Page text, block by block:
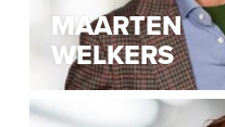
MAARTEN
WELKERS